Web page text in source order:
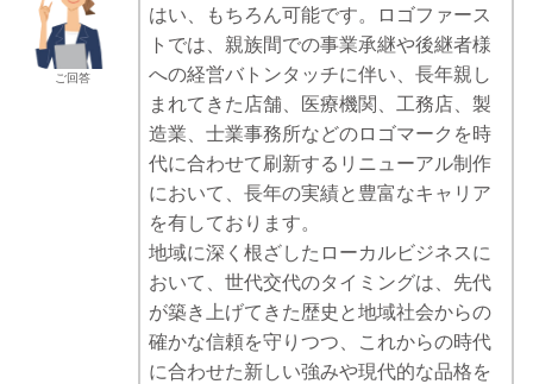
ご回答
はい、もちろん可能です。ロゴファース
トでは、親族間での事業承継や後継者様
への経営バトンタッチに伴い、長年親し
まれてきた店舗、医療機関、工務店、製
造業、士業事務所などのロゴマークを時
代に合わせて刷新するリニューアル制作
において、長年の実績と豊富なキャリア
を有しております。
地域に深く根ざしたローカルビジネスに
おいて、世代交代のタイミングは、先代
が築き上げてきた歴史と地域社会からの
確かな信頼を守りつつ、これからの時代
に合わせた新しい強みや現代的な品格を